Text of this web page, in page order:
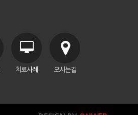
치료사례 오시는길